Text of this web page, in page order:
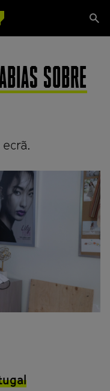
SOBRE